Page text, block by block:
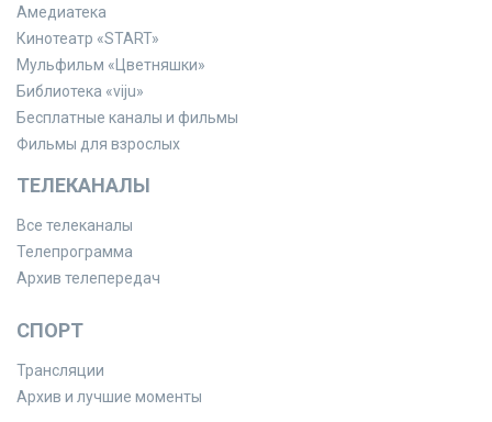
Амедиатека
Кинотеатр «START»
Мульфильм «Цветняшки»
Библиотека «viju»
Бесплатные каналы и фильмы
Фильмы для взрослых
ТЕЛЕКАНАЛЫ
Все телеканалы
Телепрограмма
Архив телепередач
СПОРТ
Трансляции
Архив и лучшие моменты